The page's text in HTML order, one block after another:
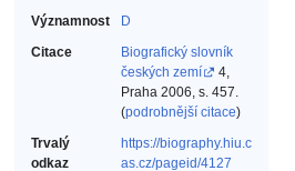
Významnost
D
Citace
Biografický slovník
českých zemí
4,
Praha 2006, s. 457.
(podrobnější citace)
Trvalý
odkaz
https://biography.hiu.c
as.cz/pageid/4127